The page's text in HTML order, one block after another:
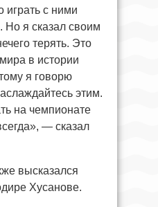
играть с ними
Но я сказал своим
терять. Это
в истории
я говорю
этим.
на чемпионате
— сказал
высказался
Хусанове.